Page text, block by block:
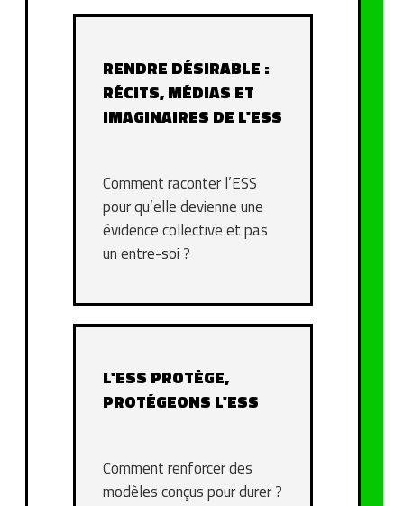
RENDRE DÉSIRABLE :
RÉCITS, MÉDIAS ET
IMAGINAIRES DE L'ESS
Comment raconter l’ESS
pour qu’elle devienne une
évidence collective et pas
un entre-soi ?
L'ESS PROTÈGE,
PROTÉGEONS L'ESS
Comment renforcer des
modèles conçus pour durer ?